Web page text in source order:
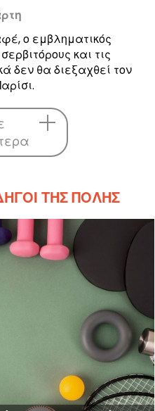
ο εμβληματικός
και τις
δεν θα διεξαχθεί τον
ΤΗΣ ΠΌΛΗΣ